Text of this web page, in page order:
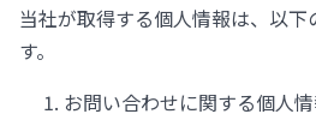
当社が取得する個人情報は、以下
す。
お問い合わせに関する個人